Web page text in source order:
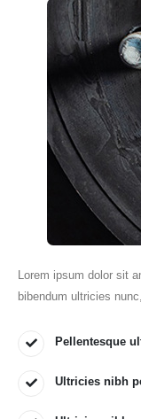
Lorem ipsum dolor sit
bibendum ultricies
Pellentesque
Ultricies nibh